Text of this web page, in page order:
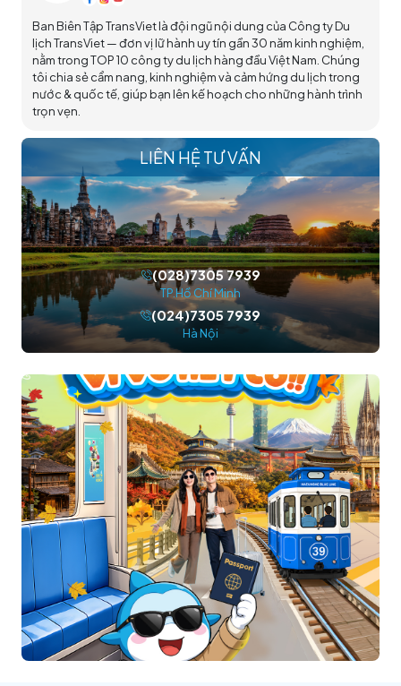
Ban Biên Tập TransViet là đội ngũ nội dung của Công ty Du
lịch TransViet — đơn vị lữ hành uy tín gần 30 năm kinh nghiệm,
nằm trong TOP 10 công ty du lịch hàng đầu Việt Nam. Chúng
tôi chia sẻ cẩm nang, kinh nghiệm và cảm hứng du lịch trong
nước & quốc tế, giúp bạn lên kế hoạch cho những hành trình
trọn vẹn.
LIÊN HỆ TƯ VẤN
(028)7305 7939
TP.Hồ Chí Minh
(024)7305 7939
Hà Nội